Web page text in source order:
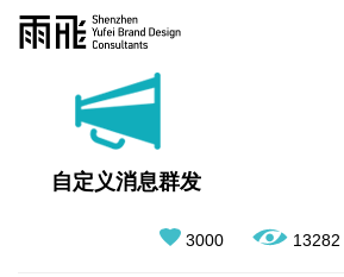
自定义消息群发
3000 13282